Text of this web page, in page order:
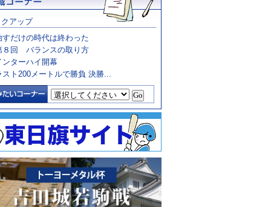
アップ
すだけの時代は終わった
８回 バランスの取り方
ンターハイ開幕
スト200メートルで勝負 決勝...